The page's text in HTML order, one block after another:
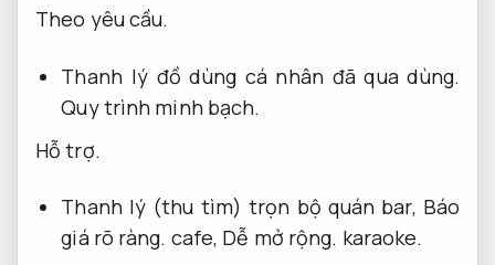
Theo yêu cầu.
Thanh lý đồ dùng cá nhân đã qua dùng.
Quy trình minh bạch.
Hỗ trợ.
Thanh lý (thu tìm) trọn bộ quán bar, Báo
giá rõ ràng. cafe, Dễ mở rộng. karaoke.